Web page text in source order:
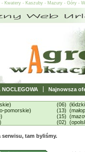
Kwatery - Kaszuby - Mazury - Góry -
NOCLEGOWA Najnowsza
pomorskie)
(06)
(13)
(15)
(02)
serwisu, tam byliśmy.